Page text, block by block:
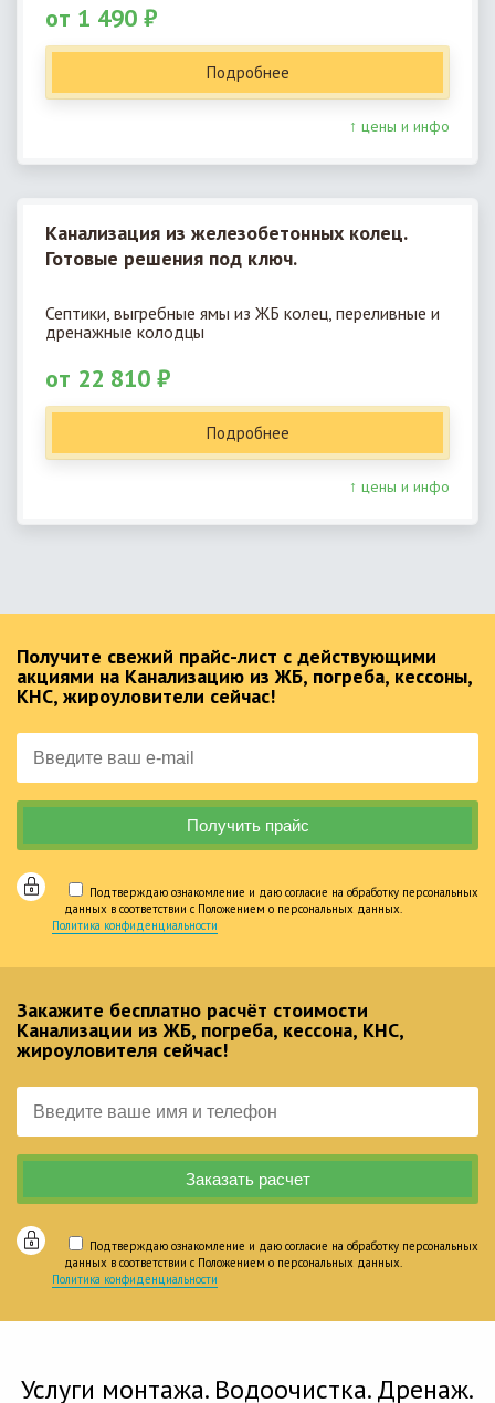
от 1 490 ₽
Подробнее
↑ цены и инфо
Канализация из железобетонных колец.
Готовые решения под ключ.
Септики, выгребные ямы из ЖБ колец, переливные и
дренажные колодцы
от 22 810 ₽
Подробнее
↑ цены и инфо
Получите свежий прайс-лист с действующими
акциями на Канализацию из ЖБ, погреба, кессоны,
КНС, жироуловители сейчас!
Подтверждаю ознакомление и даю согласие на обработку персональных
данных в соответствии с Положением о персональных данных.
Политика конфиденциальности
Закажите бесплатно расчёт стоимости
Канализации из ЖБ, погреба, кессона, КНС,
жироуловителя сейчас!
Подтверждаю ознакомление и даю согласие на обработку персональных
данных в соответствии с Положением о персональных данных.
Политика конфиденциальности
Услуги монтажа. Водоочистка. Дренаж.